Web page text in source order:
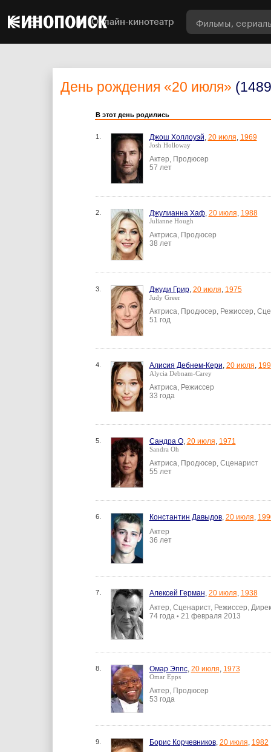
Онлайн-кинотеатр
День рождения «20 июля»
В этот день родились
1. Джош Холлоуэй, 20 июля, 1969
Josh Holloway
Актер, Продюсер
57 лет
2. Джулианна Хаф, 20 июля, 1988
Julianne Hough
Актриса, Продюсер
38 лет
3. Джуди Грир, 20 июля, 1975
Judy Greer
Актриса, Продюсер, Режиссер,
51 год
4. Алисия Дебнем-Кери, 20 июля,
Alycia Debnam-Carey
Актриса, Режиссер
33 года
5. Сандра О, 20 июля, 1971
Sandra Oh
Актриса, Продюсер, Сценарист
55 лет
6. Константин Давыдов, 20 июля,
Актер
36 лет
7. Алексей Герман, 20 июля, 1938
Актер, Сценарист, Режиссер,
74 года • 21 февраля 2013
8. Омар Эппс, 20 июля, 1973
Omar Epps
Актер, Продюсер
53 года
9. Борис Корчевников, 20 июля, 1982